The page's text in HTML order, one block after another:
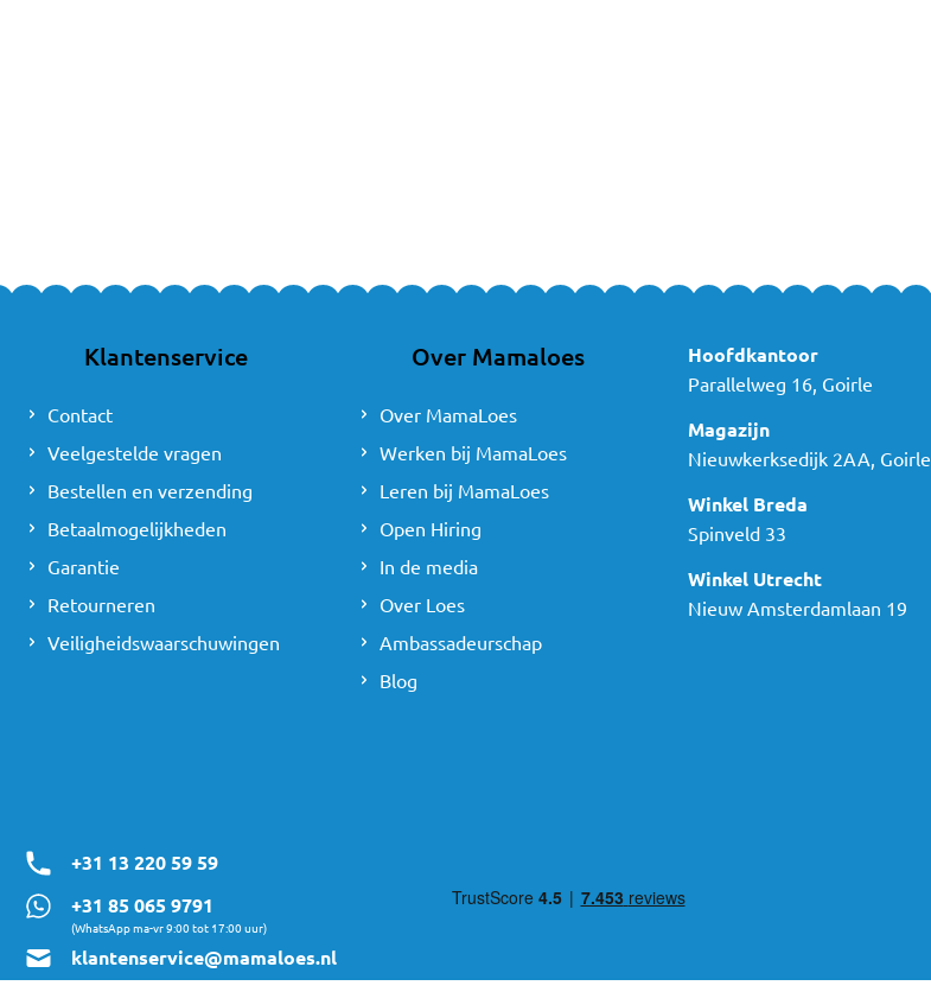
We helpen je graag verder!
Klantenservice
Contact
Veelgestelde vragen
Bestellen en verzending
Betaalmogelijkheden
Garantie
Retourneren
Veiligheidswaarschuwingen
Over Mamaloes
Over MamaLoes
Werken bij MamaLoes
Leren bij MamaLoes
Open Hiring
In de media
Over Loes
Ambassadeurschap
Blog
Hoofdkantoor
Parallelweg 16, Goirle
Magazijn
Nieuwkerksedijk 2AA, Goirle
Winkel Breda
Spinveld 33
Winkel Utrecht
Nieuw Amsterdamlaan 19
+31 13 220 59 59
+31 85 065 9791
(WhatsApp ma-vr 9:00 tot 17:00 uur)
klantenservice@mamaloes.nl